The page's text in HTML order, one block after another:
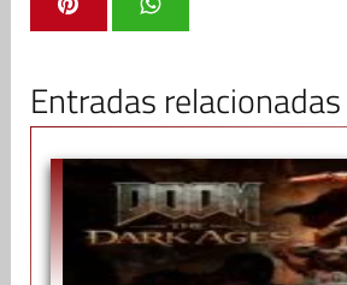
Entradas relacionadas